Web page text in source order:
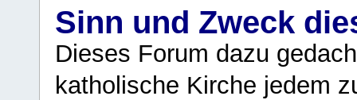
Sinn und Zweck
Dieses Forum dazu
katholische Kirche jedem